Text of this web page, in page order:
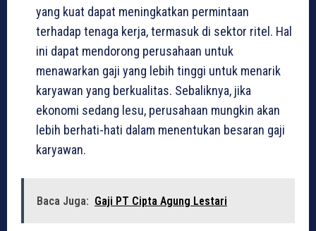
yang kuat dapat meningkatkan permintaan
terhadap tenaga kerja, termasuk di sektor ritel. Hal
ini dapat mendorong perusahaan untuk
menawarkan gaji yang lebih tinggi untuk menarik
karyawan yang berkualitas. Sebaliknya, jika
ekonomi sedang lesu, perusahaan mungkin akan
lebih berhati-hati dalam menentukan besaran gaji
karyawan.
Baca Juga: Gaji PT Cipta Agung Lestari